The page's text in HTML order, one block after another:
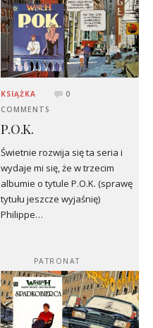
KSIĄŻKA
0
COMMENTS
P.O.K.
Świetnie rozwija się ta seria i
wydaje mi się, że w trzecim
albumie o tytule P.O.K. (sprawę
tytułu jeszcze wyjaśnię)
Philippe…
PATRONAT